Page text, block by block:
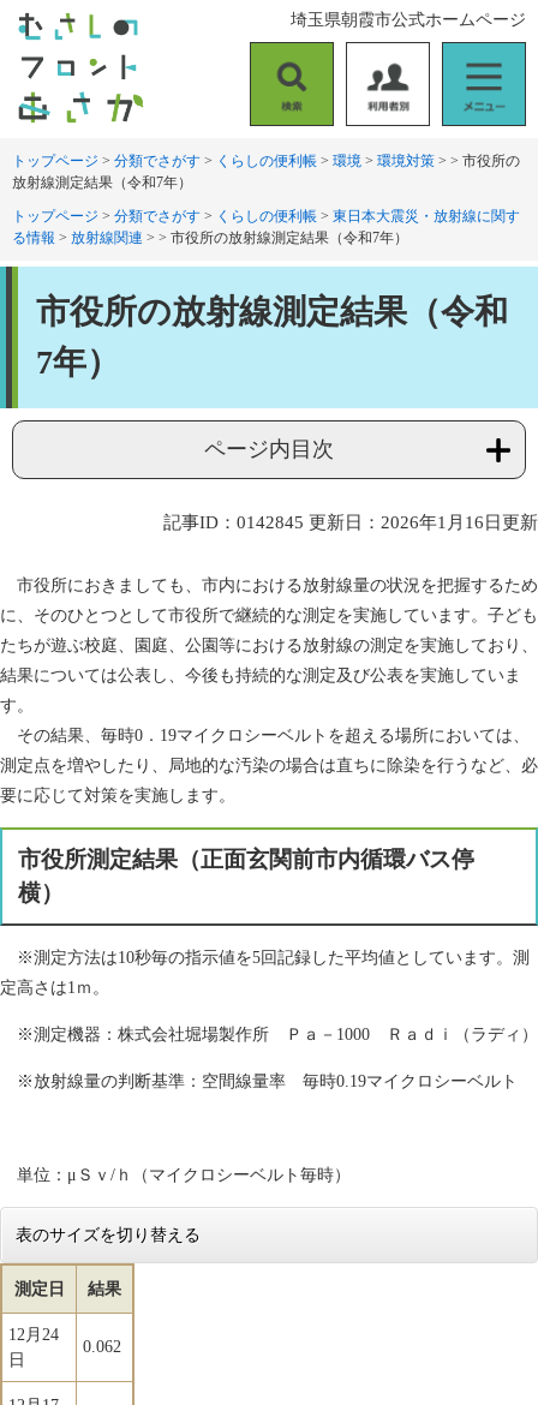
す
し
本
文
索
用
者
ニ
ュ
埼玉県朝霞市公式ホームページ
トップページ > 分類でさがす > くらしの便利帳 > 環境 > 環境対策 > > 市役所の
放射線測定結果（令和7年）
トップページ > 分類でさがす > くらしの便利帳 > 東日本大震災・放射線に関す
る情報 > 放射線関連 > > 市役所の放射線測定結果（令和7年）
市役所の放射線測定結果（令和
7年）
ページ内目次
記事ID：0142845 更新日：2026年1月16日更新
市役所におきましても、市内における放射線量の状況を把握するため
に、そのひとつとして市役所で継続的な測定を実施しています。子ども
たちが遊ぶ校庭、園庭、公園等における放射線の測定を実施しており、
結果については公表し、今後も持続的な測定及び公表を実施していま
す。
その結果、毎時0．19マイクロシーベルトを超える場所においては、
測定点を増やしたり、局地的な汚染の場合は直ちに除染を行うなど、必
要に応じて対策を実施します。
市役所測定結果（正面玄関前市内循環バス停
横）
※測定方法は10秒毎の指示値を5回記録した平均値としています。測
定高さは1ｍ。
※測定機器：株式会社堀場製作所 Ｐａ－1000 Ｒａｄｉ（ラディ）
※放射線量の判断基準：空間線量率 毎時0.19マイクロシーベルト
単位：μＳｖ/ｈ（マイクロシーベルト毎時）
表のサイズを切り替える
測定日 結果
12月24
日
0.062